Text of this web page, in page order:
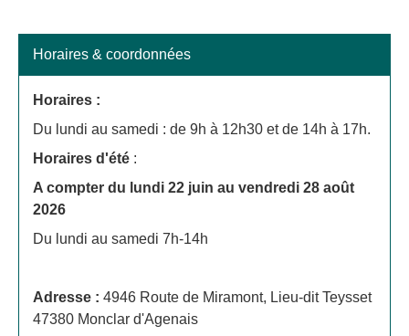
Horaires & coordonnées
Horaires :
Du lundi au samedi : de 9h à 12h30 et de 14h à 17h.
Horaires d'été :
A compter du lundi 22 juin au vendredi 28 août
2026
Du lundi au samedi 7h-14h
Adresse : 4946 Route de Miramont, Lieu-dit Teysset
47380 Monclar d'Agenais